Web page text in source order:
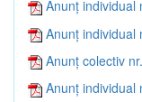
Anunț individual
Anunț individual
Anunț colectiv
Anunț individual